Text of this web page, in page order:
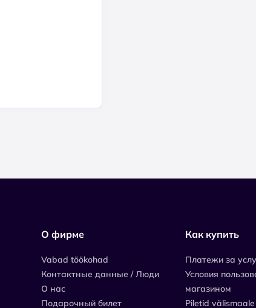
О фирме
Vabad töökohad
Контактные данные / Люди
О нас
Подарочный билет
Как купить
Платежи за
Условия
магазином
Piletid välismaale